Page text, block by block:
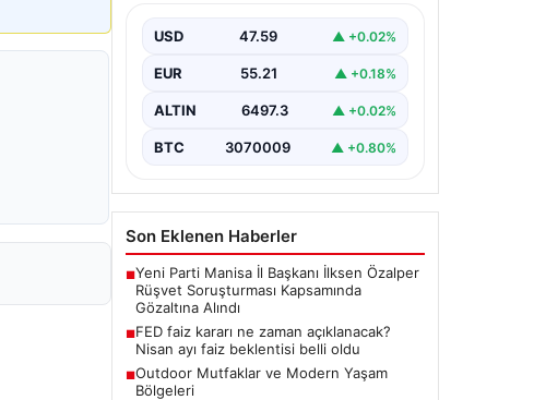
USD 47.59 ▲ +0.02%
EUR 55.21 ▲ +0.18%
ALTIN 6497.3 ▲ +0.02%
BTC 3070009 ▲ +0.80%
Son Eklenen Haberler
■Yeni Parti Manisa İl Başkanı İlksen Özalper
Rüşvet Soruşturması Kapsamında
Gözaltına Alındı
■FED faiz kararı ne zaman açıklanacak?
Nisan ayı faiz beklentisi belli oldu
■Outdoor Mutfaklar ve Modern Yaşam
Bölgeleri